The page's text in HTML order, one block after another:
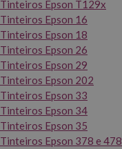
Tinteiros Epson T129x
Tinteiros Epson 16
Tinteiros Epson 18
Tinteiros Epson 26
Tinteiros Epson 29
Tinteiros Epson 202
Tinteiros Epson 33
Tinteiros Epson 34
Tinteiros Epson 35
Tinteiros Epson 378 e 478